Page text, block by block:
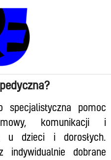
specjalistyczna pomoc
komunikacji i
u dzieci i dorosłych.
indywidualnie dobrane